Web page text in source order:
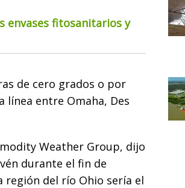
envases fitosanitarios y
de cero grados o por
línea entre Omaha, Des
Weather Group, dijo
durante el fin de
región del río Ohio sería el